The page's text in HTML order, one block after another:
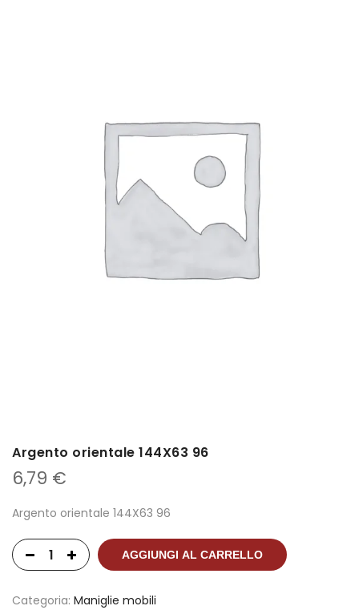
Argento orientale 144X63 96
6,79 €
Argento orientale 144X63 96
AGGIUNGI AL CARRELLO
Categoria: Maniglie mobili